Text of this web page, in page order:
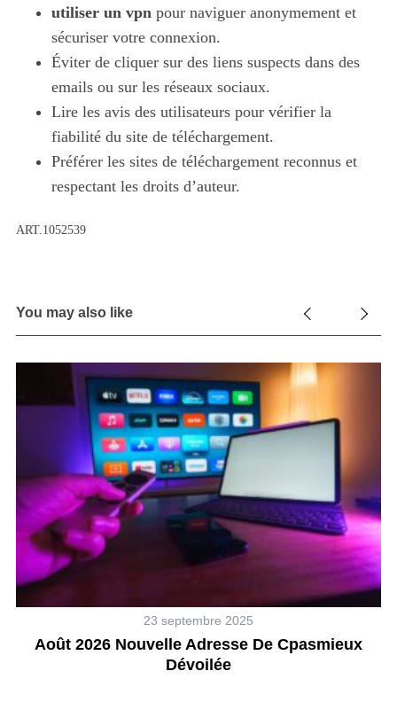
utiliser un vpnpour naviguer anonymement et
sécuriser votre connexion.
Éviter de cliquer sur des liens suspects dans des
emails ou sur les réseaux sociaux.
Lire les avis des utilisateurs pour vérifier la
fiabilité du site de téléchargement.
Préférer les sites de téléchargement reconnus et
respectant les droits d’auteur.
ART.1052539
You may also like
23 septembre 2025
Août 2026 Nouvelle Adresse De Cpasmieux
Dévoilée
S
c
: